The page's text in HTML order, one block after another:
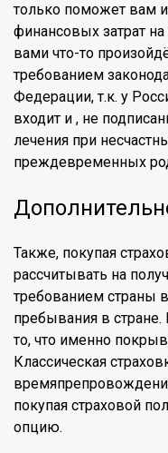
только поможет вам
финансовых затрат
вами что-то
требованием
Федерации, т.к. у
входит и , не
лечения при
преждевременных
Также, покупая
рассчитывать на
требованием страны
пребывания в
то, что именно
Классическая
покупая страховой
опцию.